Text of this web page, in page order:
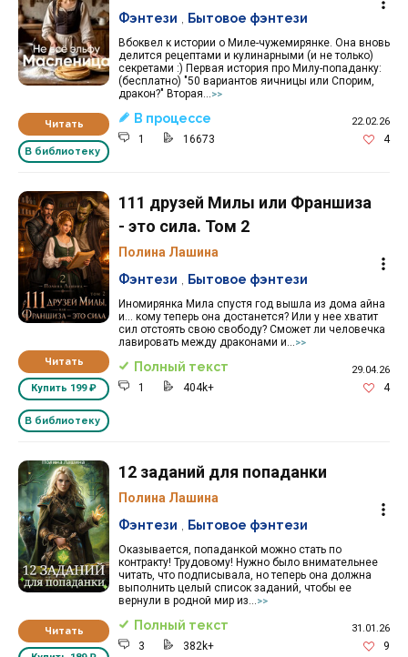
Читать
В библиотеку
Вбоквел к истории о Миле-чужемирянке. Она вновь
делится рецептами и кулинарными (и не только)
секретами :) Первая история про Милу-попаданку:
(бесплатно) "50 вариантов яичницы или Спорим,
дракон?" Вторая...
>>
Фэнтези Бытовое фэнтези
В процессе 22.02.26
1 16673 4
Читать
Купить 199 ₽
В библиотеку
111 друзей Милы или Франшиза
- это сила. Том 2
Полина Лашина
Иномирянка Мила спустя год вышла из дома айна
и... кому теперь она достанется? Или у нее хватит
сил отстоять свою свободу? Сможет ли человечка
лавировать между драконами и...
>>
Фэнтези Бытовое фэнтези
Полный текст 29.04.26
1 404k+ 4
Читать
12 заданий для попаданки
Полина Лашина
Оказывается, попаданкой можно стать по
контракту! Трудовому! Нужно было внимательнее
читать, что подписывала, но теперь она должна
выполнить целый список заданий, чтобы ее
вернули в родной мир из...
>>
Фэнтези Бытовое фэнтези
Полный текст 31.01.26
3 382k+ 9